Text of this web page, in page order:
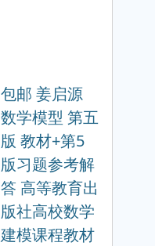
包邮 姜启源
数学模型 第五
版 教材+第5
版习题参考解
答 高等教育出
版社高校数学
建模课程教材